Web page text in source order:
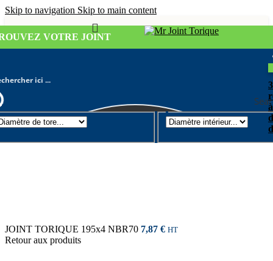
Skip to navigation Skip to main content
VOTRE JOINT
Joint torique/ Diamètre de tore 4mm
JOINT TORIQUE 195x4 NBR70 7,87 € HT
Retour aux produits